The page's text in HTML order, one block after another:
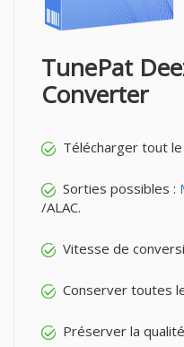
TunePat
Converter
Télécharger tout
Sorties possibles :
/ALAC.
Vitesse de
Conserver toutes
Préserver la